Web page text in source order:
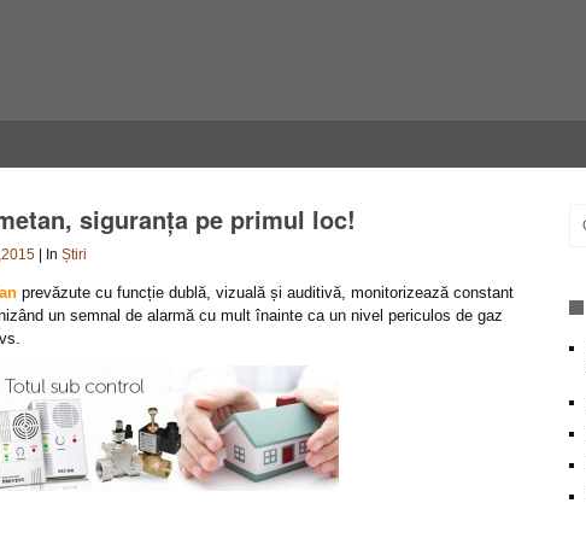
siguranța pe primul loc!
| In Știri
prevăzute cu funcție dublă, vizuală și auditivă, monitorizează constant
un semnal de alarmă cu mult înainte ca un nivel periculos de gaz